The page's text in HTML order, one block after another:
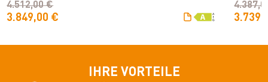
3.849,00 €
4.512,00 €
IHRE VORTEILE